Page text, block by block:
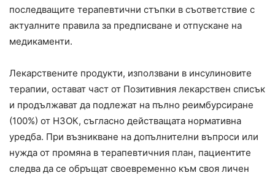
последващите терапевтични стъпки в съответствие с
актуалните правила за предписване и отпускане на
медикаменти.
Лекарствените продукти, използвани в инсулиновите
терапии, остават част от Позитивния лекарствен списък
и продължават да подлежат на пълно реимбурсиране
(100%) от НЗОК, съгласно действащата нормативна
уредба. При възникване на допълнителни въпроси или
нужда от промяна в терапевтичния план, пациентите
следва да се обръщат своевременно към своя личен